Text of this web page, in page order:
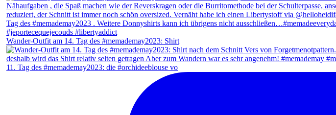
Wander-Outfit am 14. Tag des #memademay2023: Shirt
11. Tag des #memademay2023: die #orchideeblouse vo